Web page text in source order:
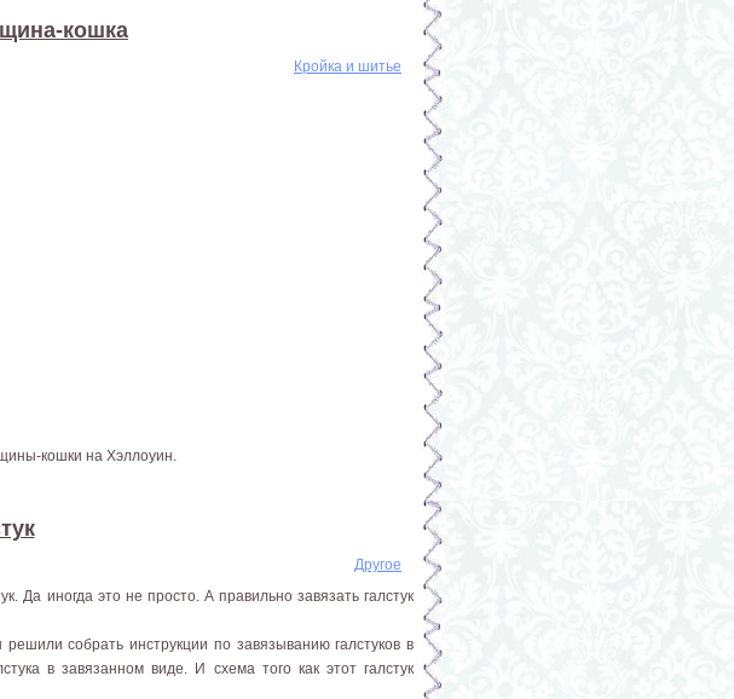
кошка
Кройка и шитье
кошки на Хэллоуин.
Другое
Да иногда это не просто. А правильно завязать галстук
собрать инструкции по завязыванию галстуков в
в завязанном виде. И схема того как этот галстук